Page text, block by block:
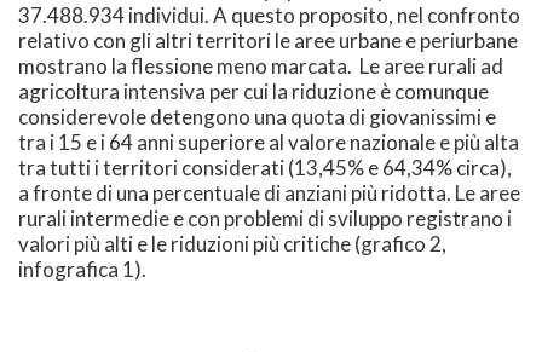
37.488.934 individui. A questo proposito, nel confronto
relativo con gli altri territori le aree urbane e periurbane
mostrano la flessione meno marcata. Le aree rurali ad
agricoltura intensiva per cui la riduzione è comunque
considerevole detengono una quota di giovanissimi e
tra i 15 e i 64 anni superiore al valore nazionale e più alta
tra tutti i territori considerati (13,45% e 64,34% circa),
a fronte di una percentuale di anziani più ridotta. Le aree
rurali intermedie e con problemi di sviluppo registrano i
valori più alti e le riduzioni più critiche (grafico 2,
infografica 1).